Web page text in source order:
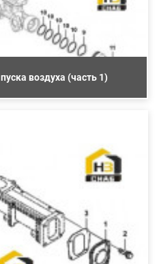
воздуха (часть 1)